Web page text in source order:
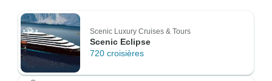
Scenic Luxury Cruises & Tours
Scenic Eclipse
720 croisières